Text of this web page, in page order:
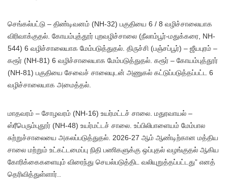
செங்கல்பட்டு – திண்டிவனம் (NH-32) பகுதியை 6 / 8 வழிச்சாலையாக
விரிவாக்குதல். கோயம்புத்தூர் புறவழிச்சாலை (நீலாம்பூர்-மதுக்கரை, NH-
544) 6 வழிச்சாலையாக மேம்படுத்துதல். திருச்சி (பஞ்சப்பூர்) – ஜீயபுரம் –
கரூர் (NH-81) 6 வழிச்சாலையாக மேம்படுத்துதல். கரூர் – கோயம்புத்தூர்
(NH-81) பகுதியை சேவைச் சாலையுடன் அணுகல் கட்டுப்படுத்தப்பட்ட 6
வழிச்சாலையாக அமைத்தல்.
மாதவரம் – சோழவரம் (NH-16) உயர்மட்டச் சாலை. மதுரவாயல் –
ஸ்ரீபெரும்புதூர் (NH-48) உயர்மட்டச் சாலை. உப்பிலிபாளையம் மேம்பால
சுற்றுச்சாலையை அகலப்படுத்துதல். 2026-27 ஆம் ஆண்டிற்கான மத்திய
சாலை மற்றும் உட்கட்டமைப்பு நிதி பணிகளுக்கு ஒப்புதல் வழங்குதல் ஆகிய
கோரிக்கைகளையும் விரைந்து செயல்படுத்திட வலியுறுத்தப்பட்டது” எனத்
தெரிவித்துள்ளார்..